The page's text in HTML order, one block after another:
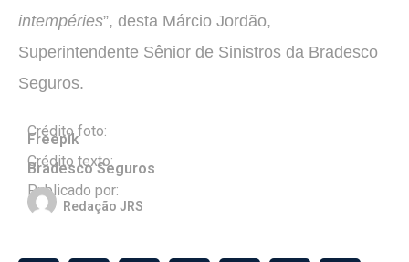
intempéries”, desta Márcio Jordão,
Superintendente Sênior de Sinistros da Bradesco
Seguros.
Crédito foto:
Freepik
Crédito texto:
Bradesco Seguros
Publicado por:
Redação JRS